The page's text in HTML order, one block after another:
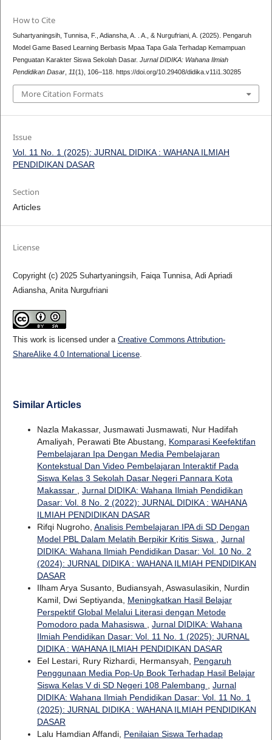
How to Cite
Suhartyaningsih, Tunnisa, F., Adiansha, A. . A., & Nurgufriani, A. (2025). Pengaruh
Model Game Based Learning Berbasis Mpaa Tapa Gala Terhadap Kemampuan
Penguatan Karakter Siswa Sekolah Dasar. Jurnal DIDIKA: Wahana Ilmiah
Pendidikan Dasar, 11(1), 106–118. https://doi.org/10.29408/didika.v11i1.30285
More Citation Formats
Issue
Vol. 11 No. 1 (2025): JURNAL DIDIKA : WAHANA ILMIAH
PENDIDIKAN DASAR
Section
Articles
License
Copyright (c) 2025 Suhartyaningsih, Faiqa Tunnisa, Adi Apriadi
Adiansha, Anita Nurgufriani
This work is licensed under a Creative Commons Attribution-
ShareAlike 4.0 International License.
Similar Articles
Nazla Makassar, Jusmawati Jusmawati, Nur Hadifah
Amaliyah, Perawati Bte Abustang, Komparasi Keefektifan
Pembelajaran Ipa Dengan Media Pembelajaran
Kontekstual Dan Video Pembelajaran Interaktif Pada
Siswa Kelas 3 Sekolah Dasar Negeri Pannara Kota
Makassar
Jurnal DIDIKA: Wahana Ilmiah Pendidikan
Dasar: Vol. 8 No. 2 (2022): JURNAL DIDIKA : WAHANA
ILMIAH PENDIDIKAN DASAR
Rifqi Nugroho, Analisis Pembelajaran IPA di SD Dengan
Model PBL Dalam Melatih Berpikir Kritis Siswa
Jurnal
DIDIKA: Wahana Ilmiah Pendidikan Dasar: Vol. 10 No. 2
(2024): JURNAL DIDIKA : WAHANA ILMIAH PENDIDIKAN
DASAR
Ilham Arya Susanto, Budiansyah, Aswasulasikin, Nurdin
Kamil, Dwi Septiyanda, Meningkatkan Hasil Belajar
Perspektif Global Melalui Literasi dengan Metode
Pomodoro pada Mahasiswa
Jurnal DIDIKA: Wahana
Ilmiah Pendidikan Dasar: Vol. 11 No. 1 (2025): JURNAL
DIDIKA : WAHANA ILMIAH PENDIDIKAN DASAR
Eel Lestari, Rury Rizhardi, Hermansyah, Pengaruh
Penggunaan Media Pop-Up Book Terhadap Hasil Belajar
Siswa Kelas V di SD Negeri 108 Palembang
Jurnal
DIDIKA: Wahana Ilmiah Pendidikan Dasar: Vol. 11 No. 1
(2025): JURNAL DIDIKA : WAHANA ILMIAH PENDIDIKAN
DASAR
Lalu Hamdian Affandi, Penilaian Siswa Terhadap